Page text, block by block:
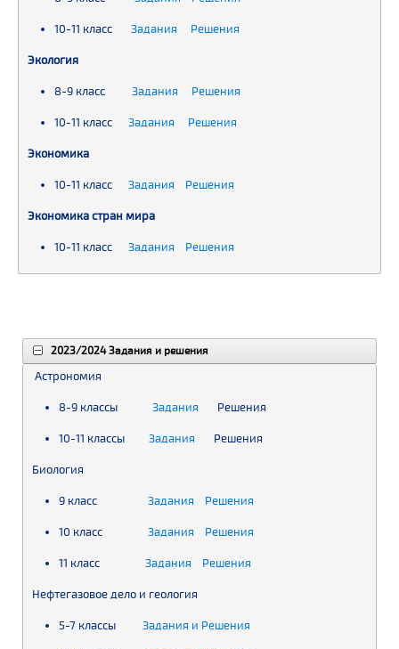
10-11 класс Задания Решения
Экология
8-9 класс Задания Решения
10-11 класс Задания Решения
Экономика
10-11 класс Задания Решения
Экономика стран мира
10-11 класс Задания Решения
2023/2024 Задания и решения
Астрономия
8-9 классы Задания Решения
10-11 классы Задания Решения
Биология
9 класс Задания Решения
10 класс Задания Решения
11 класс Задания Решения
Нефтегазовое дело и геология
5-7 классы Задания и Решения